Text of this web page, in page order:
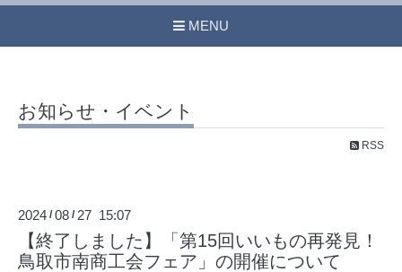
MENU
お知らせ・イベント
RSS
2024 /08 / 27 15:07
【終了しました】「第15回いいもの再発見！
鳥取市南商工会フェア」の開催について